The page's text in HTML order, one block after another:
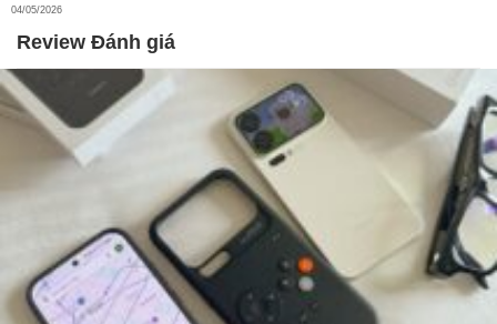
04/05/2026
Review Đánh giá